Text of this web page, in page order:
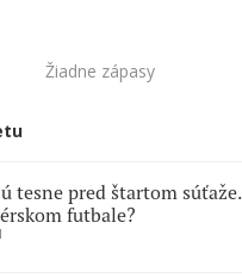
Žiadne zápasy
tesne pred štartom súťaže.
futbale?